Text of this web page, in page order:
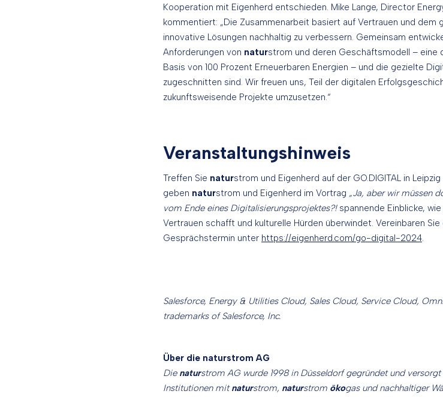
Kooperation mit Eigenherd entschieden. Mike Lange, Director
kommentiert: „Die Zusammenarbeit basiert auf Vertrauen und dem
innovative Lösungen nachhaltig zu verbessern. Gemeinsam
Anforderungen von naturstrom und deren Geschäftsmodell – eine
Basis von 100 Prozent Erneuerbaren Energien – und die gezielte
zugeschnitten sind. Wir freuen uns, Teil der digitalen
zukunftsweisende Projekte umzusetzen.“
Veranstaltungshinweis
Treffen Sie naturstrom und Eigenherd auf der GO.DIGITAL in
geben naturstrom und Eigenherd im Vortrag „Ja, aber wir müssen
vom Ende eines Digitalisierungsprojektes?!spannende Einblicke,
Vertrauen schafft und kulturelle Hürden überwindet. Vereinbaren
Gesprächstermin unter https://eigenherd.com/go-digital-2024.
Salesforce, Energy & Utilities Cloud, Sales Cloud, Service Cloud,
trademarks of Salesforce, Inc.
Über die naturstrom AG
Die naturstrom AG wurde 1998 in Düsseldorf gegründet und
Institutionen mitnaturstrom, naturstrom ökogas und nachhaltiger